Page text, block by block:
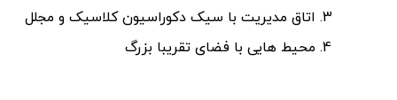
اتاق مدیریت با سیک دکوراسیون کلاسیک و مجلل
محیط هایی با فضای تقریبا بزرگ